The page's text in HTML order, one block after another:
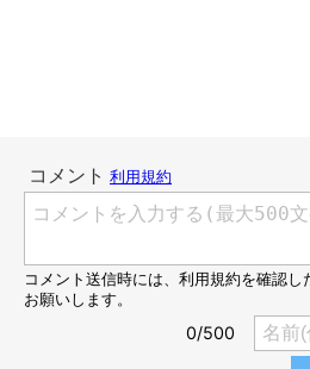
どんな動物かと思いきや、猫さんで
作者：ナヨタケ（@nayotaketake）